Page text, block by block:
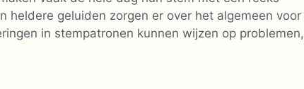
heldere geluiden zorgen er over het algemeen voor
in stempatronen kunnen wijzen op problemen,